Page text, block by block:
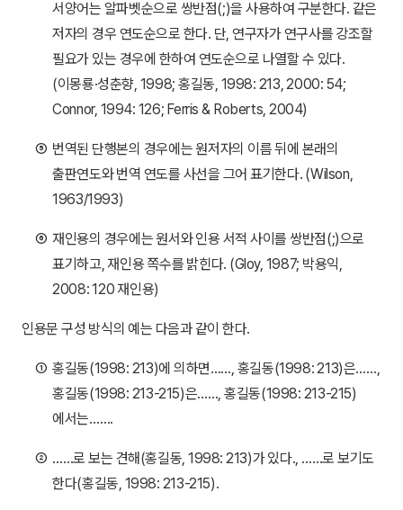
서양어는 알파벳순으로 쌍반점(;)을 사용하여 구분한다. 같은
저자의 경우 연도순으로 한다. 단, 연구자가 연구사를 강조할
필요가 있는 경우에 한하여 연도순으로 나열할 수 있다.
(이몽룡·성춘향, 1998; 홍길동, 1998: 213, 2000: 54;
Connor, 1994: 126; Ferris & Roberts, 2004)
⑤ 번역된 단행본의 경우에는 원저자의 이름 뒤에 본래의
출판연도와 번역 연도를 사선을 그어 표기한다. (Wilson,
1963/1993)
⑥ 재인용의 경우에는 원서와 인용 서적 사이를 쌍반점(;)으로
표기하고, 재인용 쪽수를 밝힌다. (Gloy, 1987; 박용익,
2008: 120 재인용)
인용문 구성 방식의 예는 다음과 같이 한다.
① 홍길동(1998: 213)에 의하면……, 홍길동(1998: 213)은……,
홍길동(1998: 213-215)은……, 홍길동(1998: 213-215)
에서는…….
② ……로 보는 견해(홍길동, 1998: 213)가 있다., ……로 보기도
한다(홍길동, 1998: 213-215).